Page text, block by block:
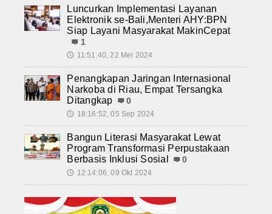
Luncurkan Implementasi Layanan
Elektronik se-Bali,Menteri AHY:BPN
Siap Layani Masyarakat MakinCepat
1
🕔 11:51:40, 22 Mei 2024
Penangkapan Jaringan Internasional
Narkoba di Riau, Empat Tersangka
Ditangkap
0
🕔 18:16:52, 05 Sep 2024
Bangun Literasi Masyarakat Lewat
Program Transformasi Perpustakaan
Berbasis Inklusi Sosial
0
🕔 12:14:06, 09 Okt 2024